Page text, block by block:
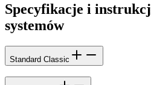
Specyfikacje i
systemów
Standard Classic